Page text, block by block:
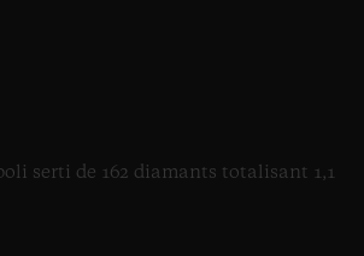
serti de 162 diamants totalisant 1,1